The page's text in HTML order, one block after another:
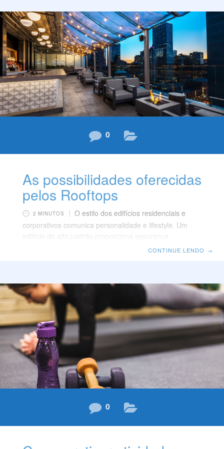
de área privativa real e 2 coberturas com
aproximadamente 390 m², incluindo os terraços. Assim,
o Empreendimento Residencial Brugge integra o
conforto e requinte dos seus 16 apartamentos à
comodidade de uma completa
0
As possibilidades oferecidas
pelos Rooftops
2 MINUTOS
O estilo dos edifícios residenciais e
corporativos comunica personalidade e lifestyle. Um
edifício de alto padrão proporciona segurança,
modernidade e tecnologia. Além disso, oferecem
espetacular, enquanto relaxa em uma boa companhia
são grandes atrativos proporcionados pelos rooftops.
Tendência internacional presente em grandes centros
urbanos, os rooftops podem ser incorporados a
diversos estilos de edifícios. Assim, a expectativa é que
os edifícios se tornem
CONTINUE LENDO →
0